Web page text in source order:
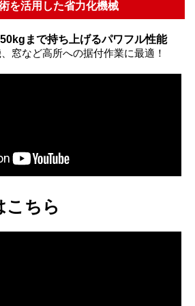
を活用した省力化機械
まで持ち上げるパワフル性能
窓など高所への据付作業に最適！
こちら